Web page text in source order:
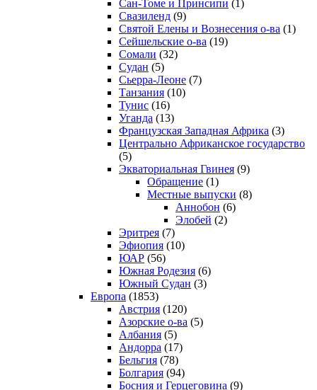
Сан-Томе и Принсипи (1)
Свазиленд (9)
Святой Елены и Вознесения о-ва (1)
Сейшельские о-ва (19)
Сомали (32)
Судан (5)
Сьерра-Леоне (7)
Танзания (10)
Тунис (16)
Уганда (13)
Французская Западная Африка (3)
Центрально Африканское государство
(5)
Экваториальная Гвинея (9)
Обращение (1)
Местные выпуски (8)
Аннобон (6)
Элобей (2)
Эритрея (7)
Эфиопия (10)
ЮАР (56)
Южная Родезия (6)
Южный Судан (3)
Европа (1853)
Австрия (120)
Азорские о-ва (5)
Албания (5)
Андорра (17)
Бельгия (78)
Болгария (94)
Босния и Герцеговина (9)